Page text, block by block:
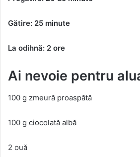
Gătire: 25 minute
La odihnă: 2 ore
Ai nevoie pentru
100 g zmeură proaspătă
100 g ciocolată albă
2 ouă